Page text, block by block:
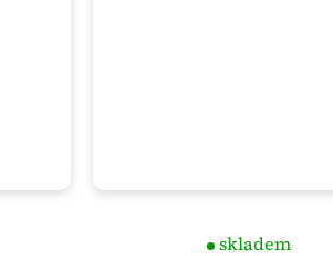
skladem